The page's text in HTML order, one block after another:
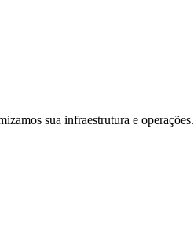
sua infraestrutura e operações.